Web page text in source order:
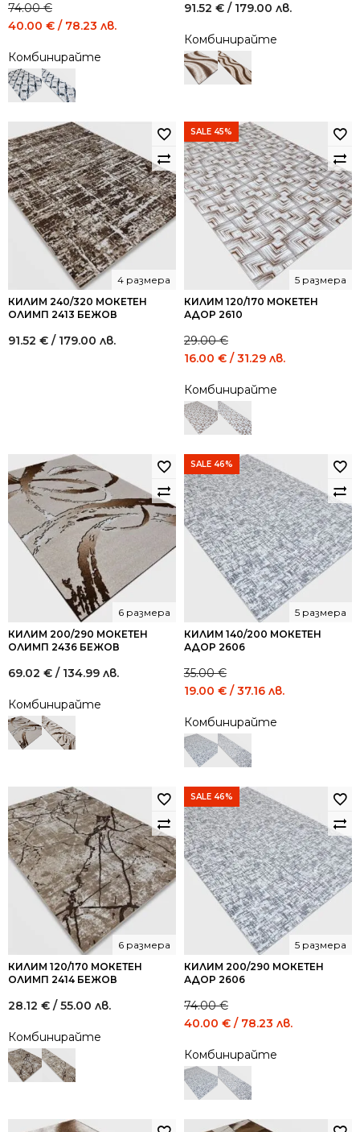
74.00€
Original
was:
74.00 €
/
лв..
40.00 € / 78.23 лв.
лв..
Комбинирайте
91.52 € / 179.00 лв.
Комбинирайте
КИЛИМ 240/320 МОКЕТЕН
ОЛИМП 2413 БЕЖОВ
4 размера
91.52 € / 179.00 лв.
SALE 45%
КИЛИМ 120/170 МОКЕТЕН
АДОР 2610
5 размера
29.00€
Original
was:
29.00 €
/
лв..
16.00 € / 31.29 лв.
Комбинирайте
КИЛИМ 200/290 МОКЕТЕН
ОЛИМП 2436 БЕЖОВ
6 размера
69.02 € / 134.99 лв.
Комбинирайте
SALE 46%
КИЛИМ 140/200 МОКЕТЕН
АДОР 2606
5 размера
35.00€
Original
was:
35.00 €
/
лв..
19.00 € / 37.16 лв.
Комбинирайте
КИЛИМ 120/170 МОКЕТЕН
ОЛИМП 2414 БЕЖОВ
6 размера
28.12 € / 55.00 лв.
Комбинирайте
SALE 46%
КИЛИМ 200/290 МОКЕТЕН
АДОР 2606
5 размера
74.00€
Original
was:
74.00 €
/
лв..
40.00 € / 78.23 лв.
Комбинирайте